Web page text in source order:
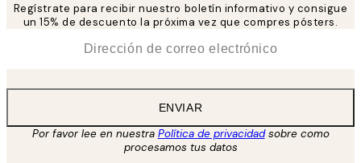
Regístrate para recibir nuestro boletín informativo y consigue
un 15% de descuento la próxima vez que compres pósters.
ENVIAR
Por favor lee en nuestra Política de privacidadsobre como
procesamos tus datos